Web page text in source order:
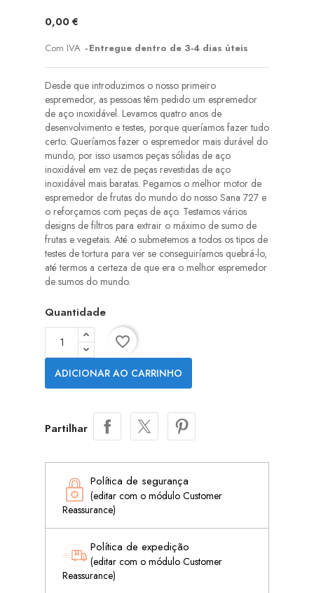
0,00 €
Com IVA Entregue dentro de 3-4 dias úteis
Desde que introduzimos o nosso primeiro
espremedor, as pessoas têm pedido um espremedor
de aço inoxidável. Levamos quatro anos de
desenvolvimento e testes, porque queríamos fazer tudo
certo. Queríamos fazer o espremedor mais durável do
mundo, por isso usamos peças sólidas de aço
inoxidável em vez de peças revestidas de aço
inoxidável mais baratas. Pegamos o melhor motor de
espremedor de frutas do mundo do nosso Sana 727 e
o reforçamos com peças de aço. Testamos vários
designs de filtros para extrair o máximo de sumo de
frutas e vegetais. Até o submetemos a todos os tipos de
testes de tortura para ver se conseguiríamos quebrá-lo,
até termos a certeza de que era o melhor espremedor
de sumos do mundo.
Quantidade
ADICIONAR AO CARRINHO
favorite_border
Partilhar
Política de segurança
(editar com o módulo Customer
Reassurance)
Política de expedição
(editar com o módulo Customer
Reassurance)